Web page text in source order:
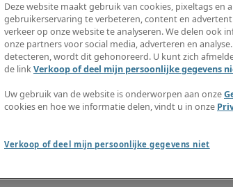
en boekhouding
en office support
resources
Deze website maakt gebruik van cookies, pixeltags
gebruikerservaring te verbeteren, content en
verkeer op onze website te analyseren. We delen ook
onze partners voor social media, adverteren en
detecteren, wordt dit gehonoreerd. U kunt zich
de linkVerkoop of deel mijn persoonlijke gegevens
Uw gebruik van de website is onderworpen aan onze
cookies en hoe we informatie delen, vindt u in onze
Verkoop of deel mijn persoonlijke gegevens niet